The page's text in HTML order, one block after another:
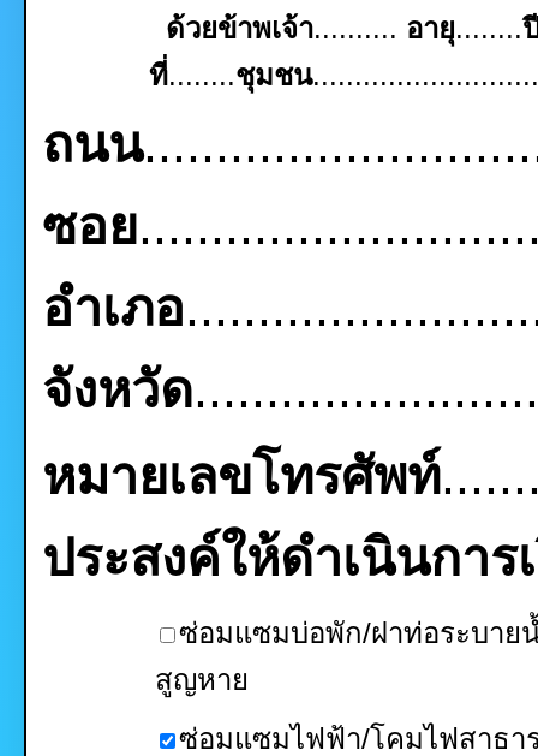
ด้วยข้าพเจ้า.......... อายุ........
ที่........ชุมชน
ถนน
ซอย
อำเภอ
จังหวัด
หมายเลขโทรศัพท์
ประสงค์ให้ดำเนินการ
ซ่อมแซมบ่อพัก/ฝาท่อระบาย
สูญหาย
ซ่อมแซมไฟฟ้า/โคมไฟสาธา